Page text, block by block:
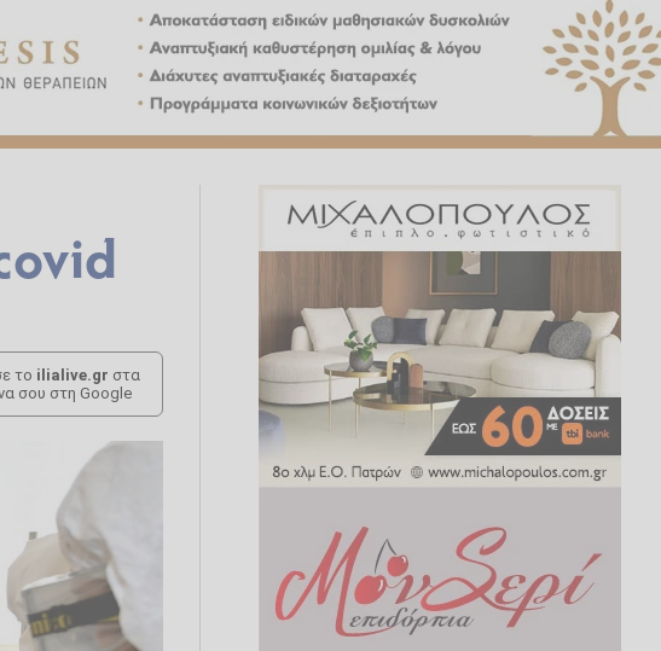
το ilialive.gr στα
σου στη Google